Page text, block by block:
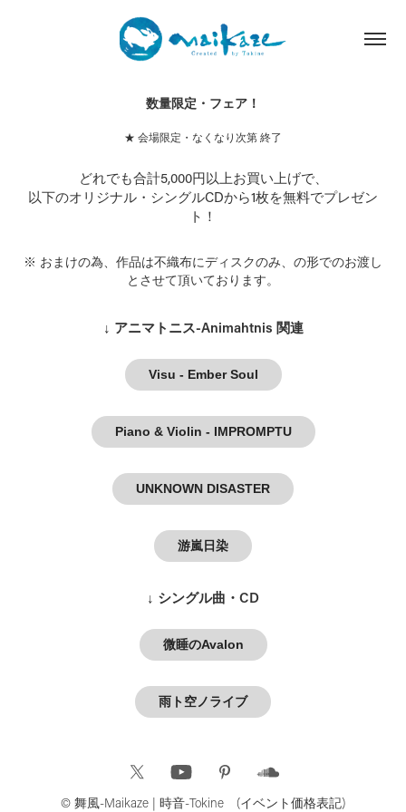
数量限定・フェア！
★ 会場限定・なくなり次第 終了
どれでも合計5,000円以上お買い上げで、
以下のオリジナル・シングルCDから1枚を無料でプレゼン
ト！
※ おまけの為、作品は不織布にディスクのみ、の形でのお渡し
とさせて頂いております。
↓ アニマトニス-Animahtnis 関連
Visu - Ember Soul
Piano & Violin - IMPROMPTU
UNKNOWN DISASTER
游嵐日染
↓ シングル曲・CD
微睡のAvalon
雨ト空ノライブ
© 舞風-Maikaze | 時音-Tokine (イベント価格表記)